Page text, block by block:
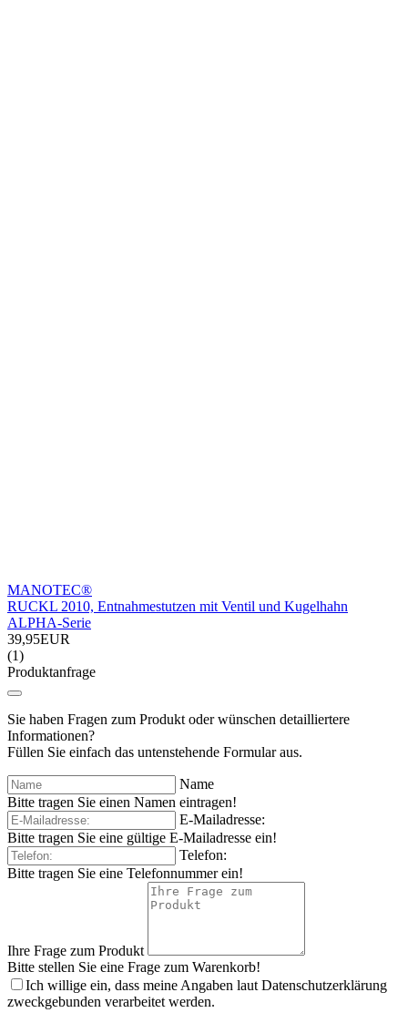
MANOTEC®
RUCKL 2010, Entnahmestutzen mit Ventil und Kugelhahn
ALPHA-Serie
39,95EUR
(1)
Produktanfrage
Sie haben Fragen zum Produkt oder wünschen detailliertere
Informationen?
Füllen Sie einfach das untenstehende Formular aus.
Name
Bitte tragen Sie einen Namen eintragen!
E-Mailadresse:
Bitte tragen Sie eine gültige E-Mailadresse ein!
Telefon:
Bitte tragen Sie eine Telefonnummer ein!
Ihre Frage zum Produkt
Bitte stellen Sie eine Frage zum Warenkorb!
Ich willige ein, dass meine Angaben laut Datenschutzerklärung
zweckgebunden verarbeitet werden.